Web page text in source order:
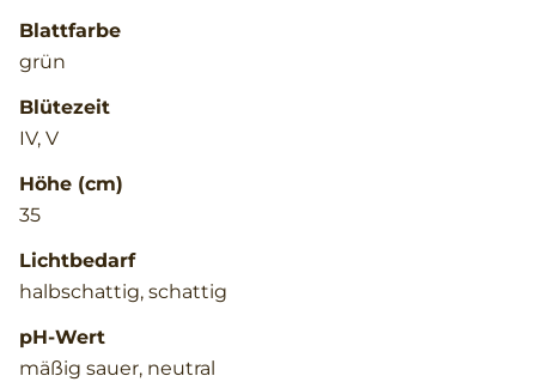
Blattfarbe
grün
Blütezeit
IV, V
Höhe (cm)
35
Lichtbedarf
halbschattig, schattig
pH-Wert
mäßig sauer, neutral